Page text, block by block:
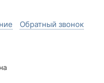
Обратный звонок